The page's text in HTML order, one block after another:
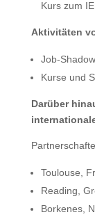
Kurs zum
Aktivitäten
Job-
Kurse und
Darüber
Toulouse,
Reading,
Borkenes,